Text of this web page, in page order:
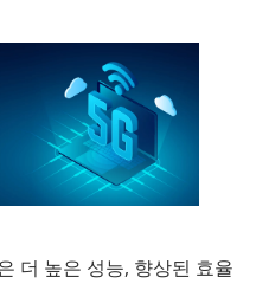
더 높은 성능, 향상된 효율